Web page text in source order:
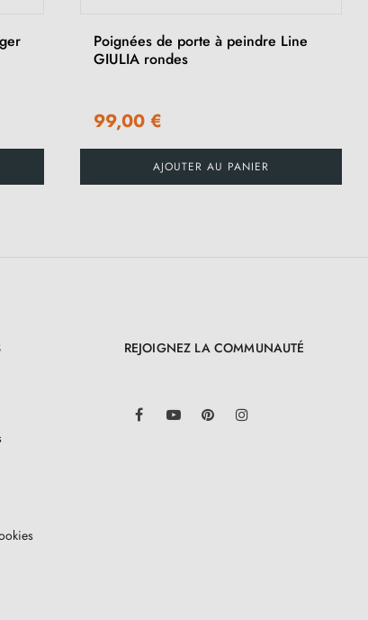
Poignées de porte à peindre Line
GIULIA rondes
99,00 €
AJOUTER AU PANIER
REJOIGNEZ LA COMMUNAUTÉ
FacebookYouTube Pinterest